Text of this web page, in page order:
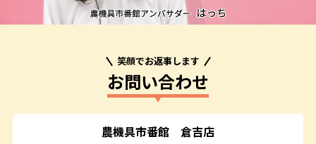
笑顔でお返事します
お問い合わせ
農機具市番館 倉吉店